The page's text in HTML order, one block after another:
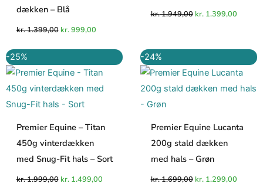
dækken – Blå
kr.1.399,00 kr.999,00
kr.1.949,00 kr.1.399,00
-25%
Premier Equine – Titan
450g vinterdækken
med Snug-Fit hals – Sort
kr.1.999,00
oprindelige
pris
kr. 1.999,00.
kr.1.499,00
Den
aktuelle
pris
kr. 1.499,00.
-24%
Premier Equine Lucanta
200g stald dækken
med hals – Grøn
kr.1.699,00
oprindelige
pris
kr. 1.699,00.
kr.1.299,00
Den
pris
kr.